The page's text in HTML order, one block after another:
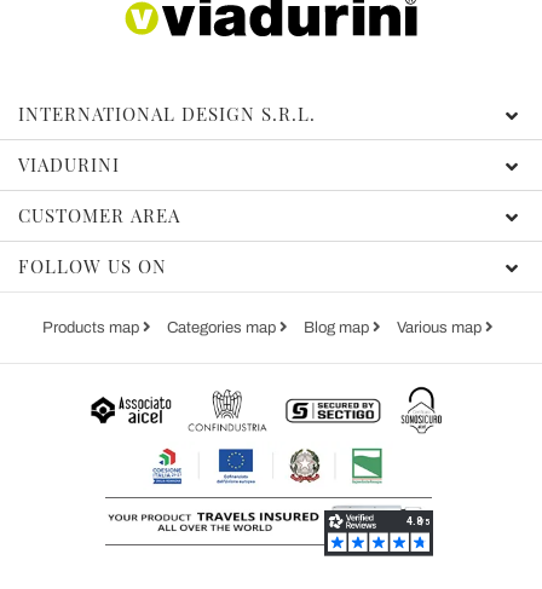
INTERNATIONAL DESIGN S.R.L.
VIADURINI
CUSTOMER AREA
FOLLOW US ON
Products map Categories map Blog map Various map